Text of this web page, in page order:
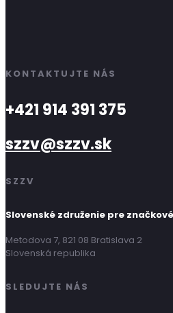
KONTAKTUJTE NÁS
+421 914 391 375
szzv@szzv.sk
SZZV
Slovenské združenie pre
Metodova 7, 821 08 Bratislava 2
Slovenská republika
SLEDUJTE NÁS